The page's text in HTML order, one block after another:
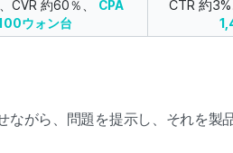
CVR 約60％、 CPA
ウォン台
CTR 約
ながら、問題を提示し、それを製